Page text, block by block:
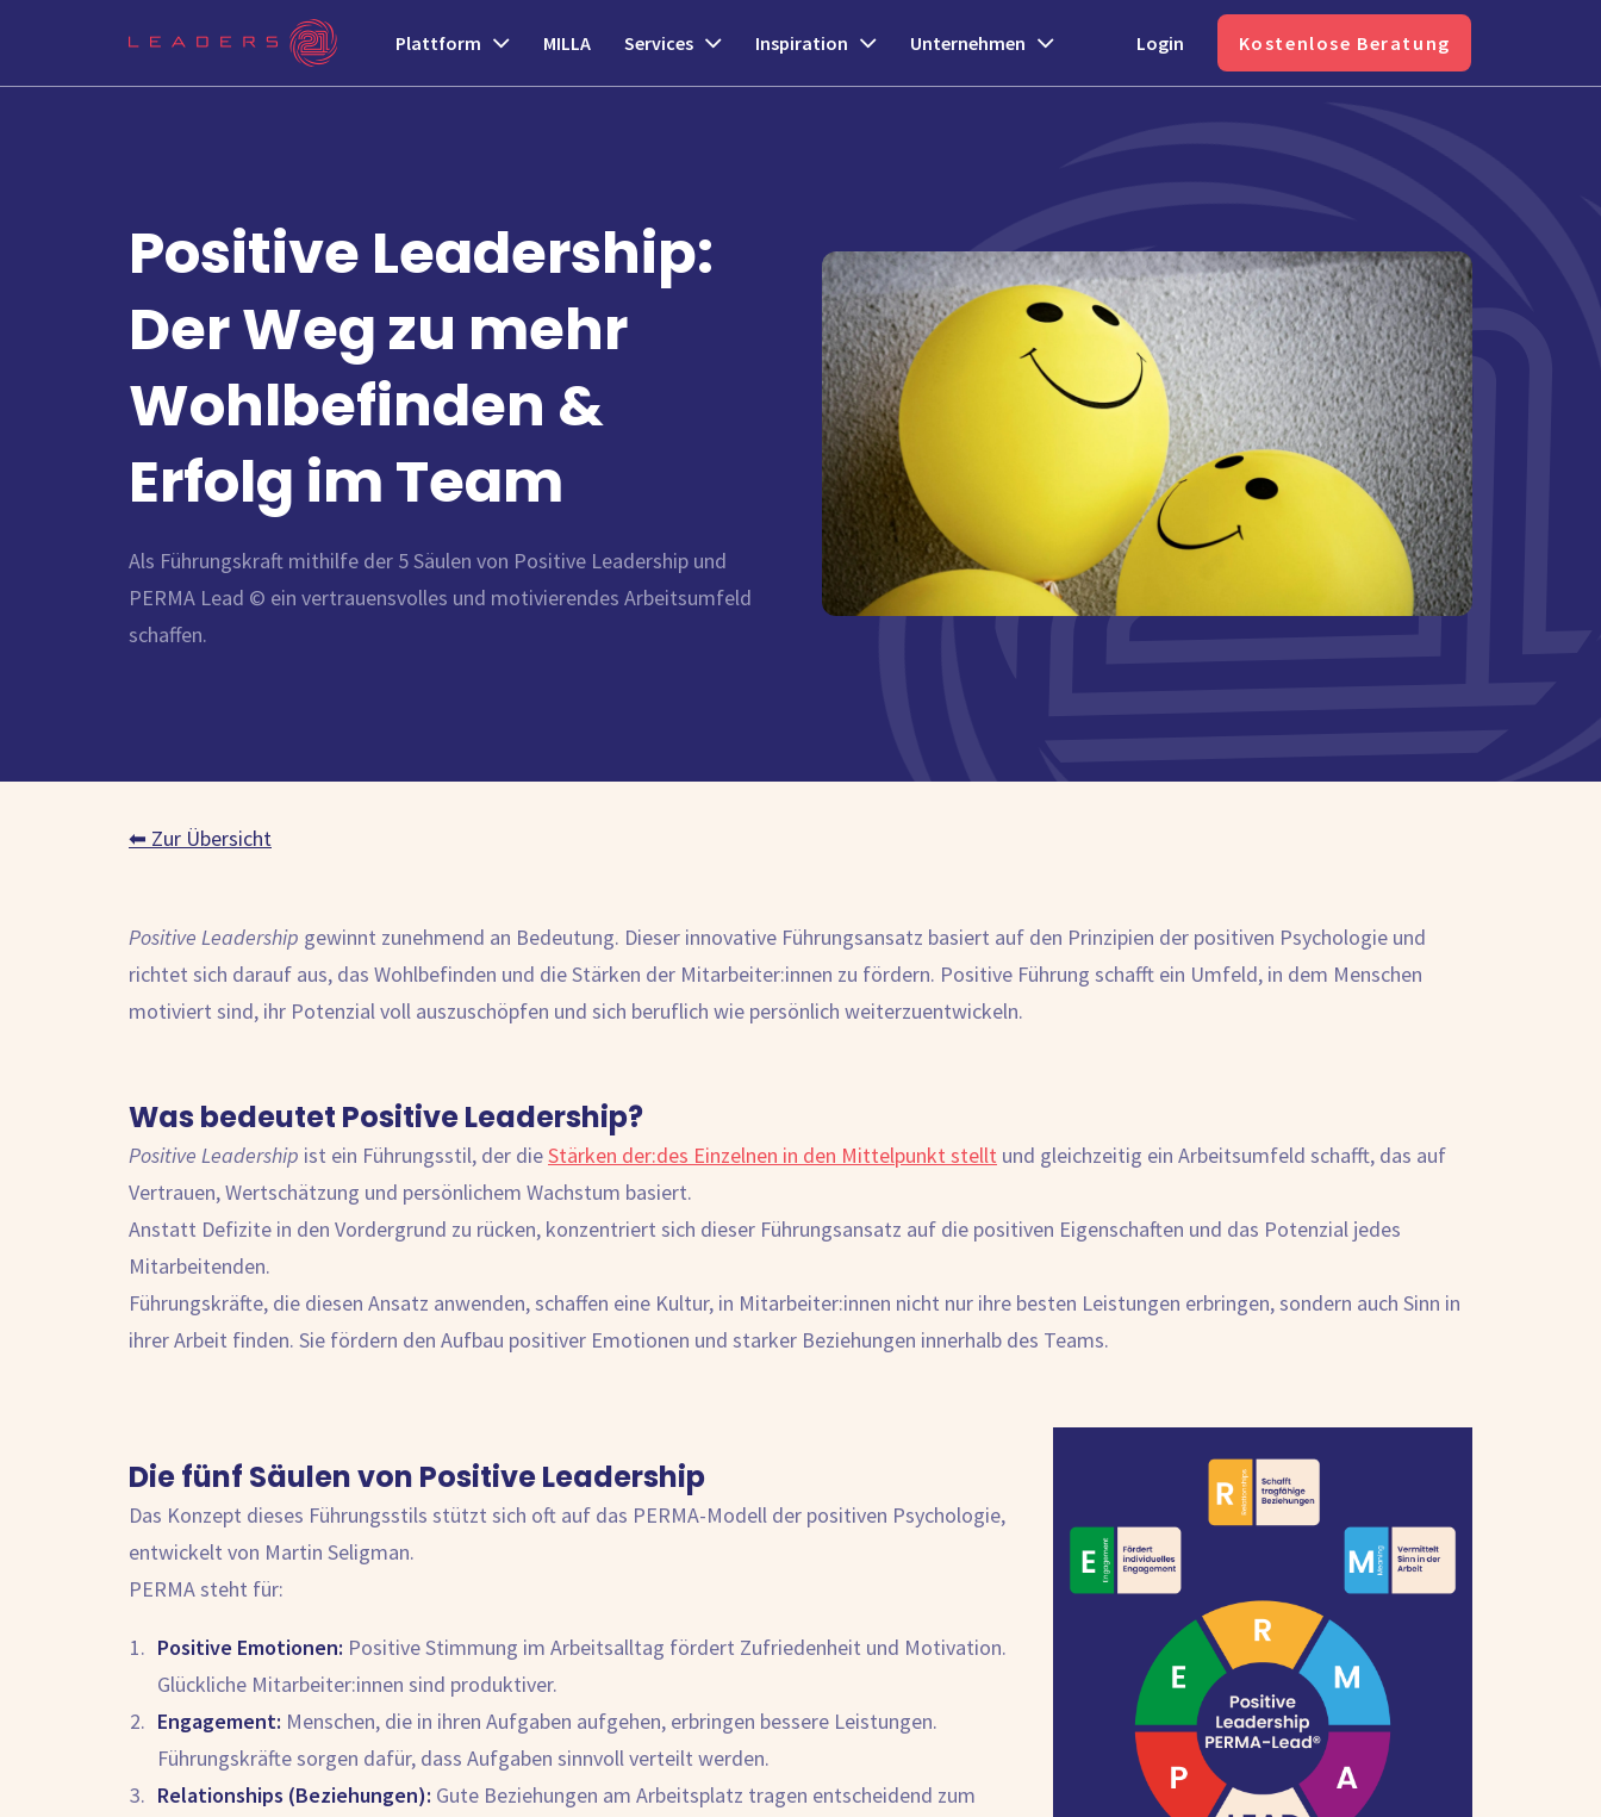
Plattform MILLA Services Inspiration Unternehmen Login Kostenlose Beratung
Positive Leadership:
Der Weg zu mehr
Wohlbefinden &
Erfolg im Team
Als Führungskraft mithilfe der 5 Säulen von Positive Leadership und
PERMA Lead ©️ ein vertrauensvolles und motivierendes Arbeitsumfeld
schaffen.
⬅ Zur Übersicht
Positive Leadership gewinnt zunehmend an Bedeutung. Dieser innovative Führungsansatz basiert auf den Prinzipien der positiven Psychologie und
richtet sich darauf aus, das Wohlbefinden und die Stärken der Mitarbeiter:innen zu fördern. Positive Führung schafft ein Umfeld, in dem Menschen
motiviert sind, ihr Potenzial voll auszuschöpfen und sich beruflich wie persönlich weiterzuentwickeln.
Was bedeutet Positive Leadership?
Positive Leadership ist ein Führungsstil, der dieStärken der:des Einzelnen in den Mittelpunkt stellt und gleichzeitig ein Arbeitsumfeld schafft, das auf
Vertrauen, Wertschätzung und persönlichem Wachstum basiert.
Anstatt Defizite in den Vordergrund zu rücken, konzentriert sich dieser Führungsansatz auf die positiven Eigenschaften und das Potenzial jedes
Mitarbeitenden.
Führungskräfte, die diesen Ansatz anwenden, schaffen eine Kultur, in Mitarbeiter:innen nicht nur ihre besten Leistungen erbringen, sondern auch Sinn in
ihrer Arbeit finden. Sie fördern den Aufbau positiver Emotionen und starker Beziehungen innerhalb des Teams.
Die fünf Säulen von Positive Leadership
Das Konzept dieses Führungsstils stützt sich oft auf das PERMA-Modell der positiven Psychologie,
entwickelt von Martin Seligman.
PERMA steht für:
Positive Emotionen: Positive Stimmung im Arbeitsalltag fördert Zufriedenheit und Motivation.
Glückliche Mitarbeiter:innen sind produktiver.
Engagement: Menschen, die in ihren Aufgaben aufgehen, erbringen bessere Leistungen.
Führungskräfte sorgen dafür, dass Aufgaben sinnvoll verteilt werden.
Relationships (Beziehungen): Gute Beziehungen am Arbeitsplatz tragen entscheidend zum